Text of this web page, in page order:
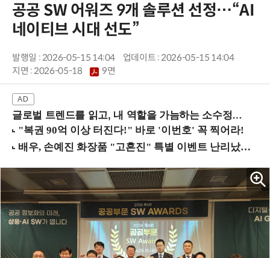
공공 SW 어워즈 9개 솔루션 선정…“AI
네이티브 시대 선도”
발행일 : 2026-05-15 14:04
업데이트 : 2026-05-15 14:04
지면 :2026-05-18 9면
글로벌 트렌드를 읽고, 내 역할을 가늠하는 소수정예 실습 워크숍 (8/28 신논현역)